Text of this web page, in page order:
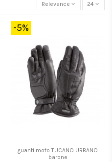
Relevance 24
-5%
guanti moto TUCANO URBANO
barone